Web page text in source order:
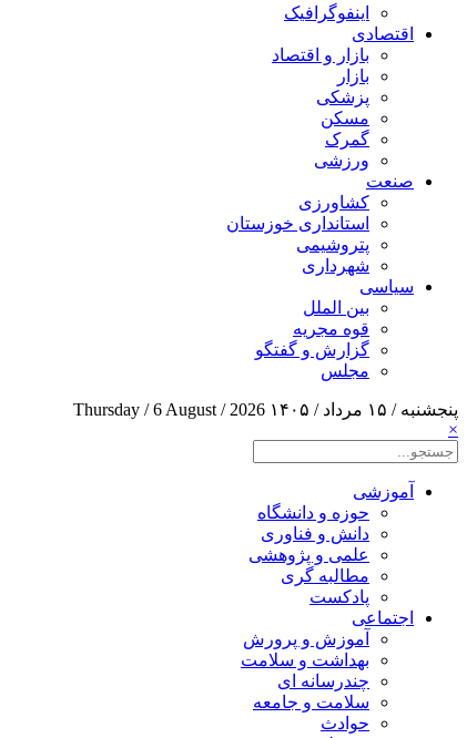
اینفوگرافیک
اقتصادی
بازار و اقتصاد
بازار
پزشکی
مسکن
گمرک
ورزشی
صنعت
کشاورزی
استانداری خوزستان
پتروشیمی
شهرداری
سیاسی
بین الملل
قوه مجریه
گزارش و گفتگو
مجلس
پنجشنبه / ۱۵ مرداد / ۱۴۰۵
Thursday / 6 August / 2026
×
آموزشی
حوزه و دانشگاه
دانش و فناوری
علمی و پژوهشی
مطالبه گری
پادکست
اجتماعی
آموزش و پرورش
بهداشت و سلامت
چندرسانه ای
سلامت و جامعه
حوادث